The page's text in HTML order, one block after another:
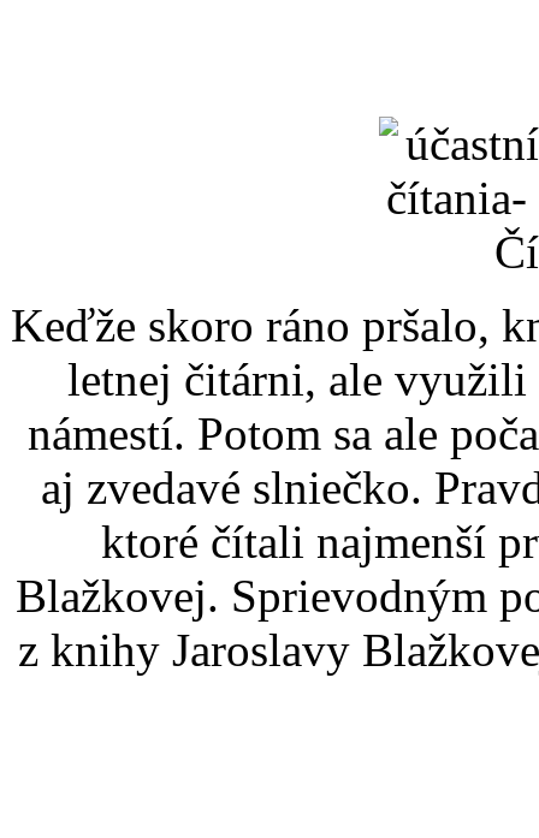
Keďže skoro ráno pršalo,
letnej čitárni, ale využili
námestí. Potom sa ale
aj zvedavé slniečko.
ktoré čítali najmenší
Blažkovej. Sprievodným
z knihy Jaroslavy